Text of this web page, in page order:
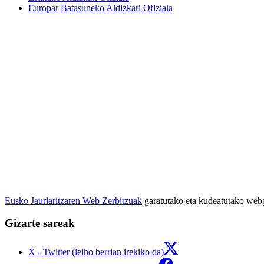
Europar Batasuneko Aldizkari Ofiziala
Eusko Jaurlaritzaren Web Zerbitzuak garatutako eta kudeatutako
Gizarte sareak
X - Twitter (leiho berrian irekiko da)